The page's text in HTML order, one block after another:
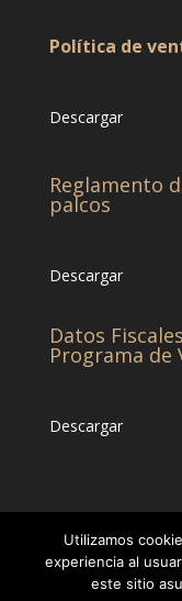
Política de
Descargar
Reglamento
palcos
Descargar
Datos
Programa de
Descargar
© CHCC -
Utilizamos
experiencia al
este sitio